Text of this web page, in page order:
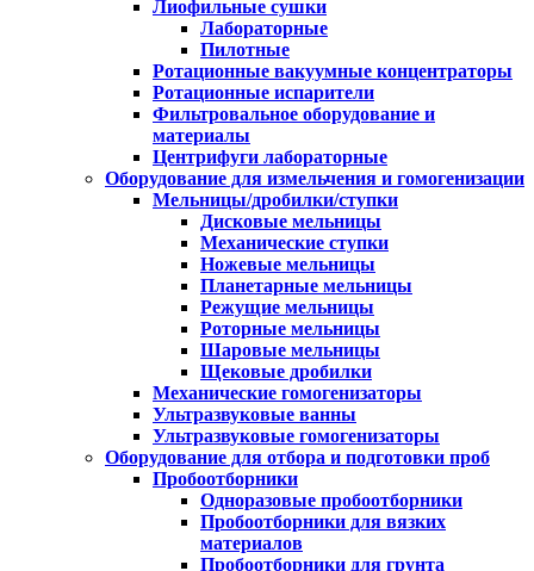
Лиофильные сушки
Лабораторные
Пилотные
Ротационные вакуумные концентраторы
Ротационные испарители
Фильтровальное оборудование и
материалы
Центрифуги лабораторные
Оборудование для измельчения и гомогенизации
Мельницы/дробилки/ступки
Дисковые мельницы
Механические ступки
Ножевые мельницы
Планетарные мельницы
Режущие мельницы
Роторные мельницы
Шаровые мельницы
Щековые дробилки
Механические гомогенизаторы
Ультразвуковые ванны
Ультразвуковые гомогенизаторы
Оборудование для отбора и подготовки проб
Пробоотборники
Одноразовые пробоотборники
Пробоотборники для вязких
материалов
Пробоотборники для грунта